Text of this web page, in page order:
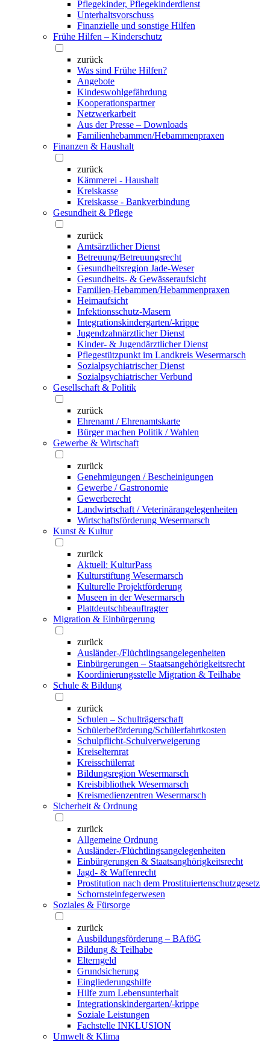
Pflegekinder, Pflegekinderdienst
Unterhaltsvorschuss
Finanzielle und sonstige Hilfen
Frühe Hilfen – Kinderschutz
zurück
Was sind Frühe Hilfen?
Angebote
Kindeswohlgefährdung
Kooperationspartner
Netzwerkarbeit
Aus der Presse – Downloads
Familienhebammen/Hebammenpraxen
Finanzen & Haushalt
zurück
Kämmerei - Haushalt
Kreiskasse
Kreiskasse - Bankverbindung
Gesundheit & Pflege
zurück
Amtsärztlicher Dienst
Betreuung/Betreuungsrecht
Gesundheitsregion Jade-Weser
Gesundheits- & Gewässeraufsicht
Familien-Hebammen/Hebammenpraxen
Heimaufsicht
Infektionsschutz-Masern
Integrationskindergarten/-krippe
Jugendzahnärztlicher Dienst
Kinder- & Jugendärztlicher Dienst
Pflegestützpunkt im Landkreis Wesermarsch
Sozialpsychiatrischer Dienst
Sozialpsychiatrischer Verbund
Gesellschaft & Politik
zurück
Ehrenamt / Ehrenamtskarte
Bürger machen Politik / Wahlen
Gewerbe & Wirtschaft
zurück
Genehmigungen / Bescheinigungen
Gewerbe / Gastronomie
Gewerberecht
Landwirtschaft / Veterinärangelegenheiten
Wirtschaftsförderung Wesermarsch
Kunst & Kultur
zurück
Aktuell: KulturPass
Kulturstiftung Wesermarsch
Kulturelle Projektförderung
Museen in der Wesermarsch
Plattdeutschbeauftragter
Migration & Einbürgerung
zurück
Ausländer-/Flüchtlingsangelegenheiten
Einbürgerungen – Staatsangehörigkeitsrecht
Koordinierungsstelle Migration & Teilhabe
Schule & Bildung
zurück
Schulen – Schulträgerschaft
Schülerbeförderung/Schülerfahrtkosten
Schulpflicht-Schulverweigerung
Kreiselternrat
Kreisschülerrat
Bildungsregion Wesermarsch
Kreisbibliothek Wesermarsch
Kreismedienzentren Wesermarsch
Sicherheit & Ordnung
zurück
Allgemeine Ordnung
Ausländer-/Flüchtlingsangelegenheiten
Einbürgerungen & Staatsanghörigkeitsrecht
Jagd- & Waffenrecht
Prostitution nach dem Prostituiertenschutzgesetz
Schornsteinfegerwesen
Soziales & Fürsorge
zurück
Ausbildungsförderung – BAföG
Bildung & Teilhabe
Elterngeld
Grundsicherung
Eingliederungshilfe
Hilfe zum Lebensunterhalt
Integrationskindergarten/-krippe
Soziale Leistungen
Fachstelle INKLUSION
Umwelt & Klima